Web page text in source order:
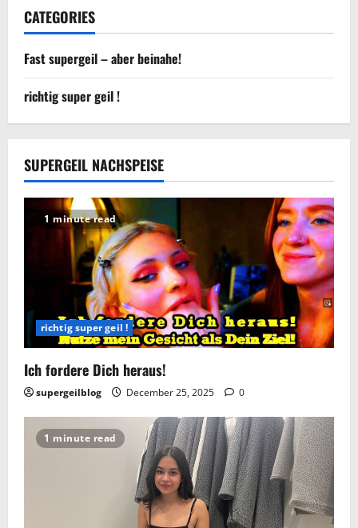
CATEGORIES
Fast supergeil – aber beinahe!
richtig super geil !
SUPERGEIL NACHSPEISE
1 minute read
richtig super geil !
Ich fordere Dich heraus!
supergeilblog December 25, 2025 0
1 minute read